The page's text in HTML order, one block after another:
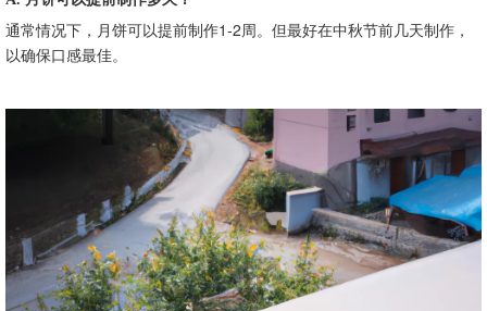
通常情况下，月饼可以提前制作1-2周。但最好在中秋节前几天制作，
以确保口感最佳。